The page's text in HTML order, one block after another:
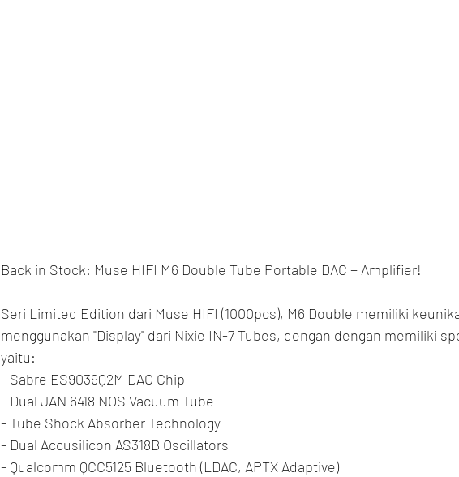
Back in Stock: Muse HIFI M6 Double Tube Portable DAC + Amplifier!
Seri Limited Edition dari Muse HIFI (1000pcs), M6 Double memiliki
menggunakan "Display" dari Nixie IN-7 Tubes, dengan dengan memiliki
yaitu:
- Sabre ES9039Q2M DAC Chip
- Dual JAN 6418 NOS Vacuum Tube
- Tube Shock Absorber Technology
- Dual Accusilicon AS318B Oscillators
- Qualcomm QCC5125 Bluetooth (LDAC, APTX Adaptive)